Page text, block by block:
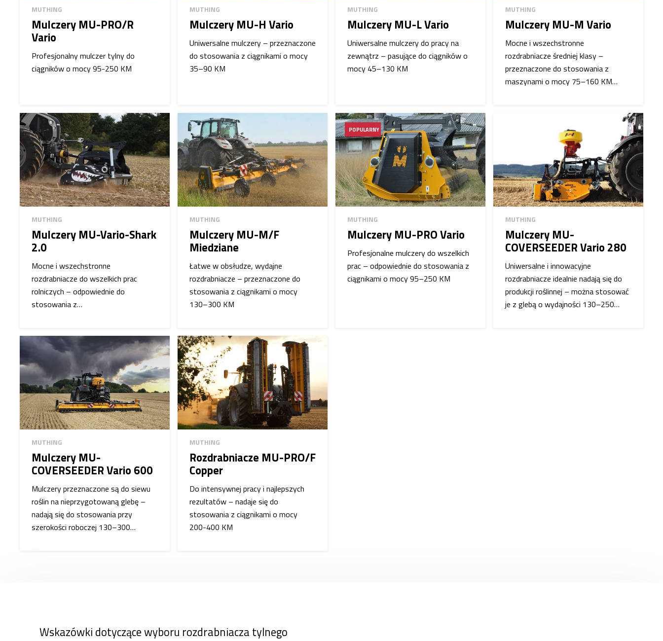
MUTHING
Mulczery MU-PRO/R
Vario
Profesjonalny mulczer tylny do
ciągników o mocy 95-250 KM
MUTHING
Mulczery MU-H Vario
Uniwersalne mulczery – przeznaczone
do stosowania z ciągnikami o mocy
35–90 KM
MUTHING
Mulczery MU-L Vario
Uniwersalne mulczery do pracy na
zewnątrz – pasujące do ciągników o
mocy 45–130 KM
MUTHING
Mulczery MU-M Vario
Mocne i wszechstronne
rozdrabniacze średniej klasy –
przeznaczone do stosowania z
maszynami o mocy 75–160 KM…
MUTHING
Mulczery MU-Vario-Shark
2.0
Mocne i wszechstronne
rozdrabniacze do wszelkich prac
rolniczych – odpowiednie do
stosowania z…
MUTHING
Mulczery MU-M/F
Miedziane
Łatwe w obsłudze, wydajne
rozdrabniacze – przeznaczone do
stosowania z ciągnikami o mocy
130–300 KM
POPULARNY
MUTHING
Mulczery MU-PRO Vario
Profesjonalne mulczery do wszelkich
prac – odpowiednie do stosowania z
ciągnikami o mocy 95–250 KM
MUTHING
Mulczery MU-
COVERSEEDER Vario 280
Uniwersalne i innowacyjne
rozdrabniacze idealnie nadają się do
produkcji roślinnej – można stosować
je z glebą o wydajności 130–250…
MUTHING
Mulczery MU-
COVERSEEDER Vario 600
Mulczery przeznaczone są do siewu
roślin na nieprzygotowaną glebę –
nadają się do stosowania przy
szerokości roboczej 130–300…
MUTHING
Rozdrabniacze MU-PRO/F
Copper
Do intensywnej pracy i najlepszych
rezultatów – nadaje się do
stosowania z ciągnikami o mocy
200-400 KM
Wskazówki dotyczące wyboru rozdrabniacza tylnego